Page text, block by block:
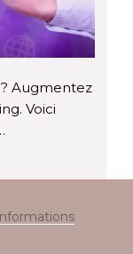
Augmentez
Voici